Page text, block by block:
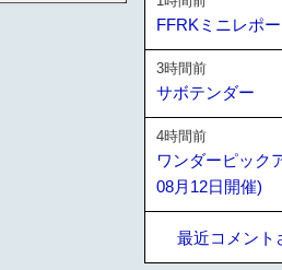
FFRKミニレポ
3時間前
サボテンダー
4時間前
ワンダーピック
08月12日開催)
最近コメント